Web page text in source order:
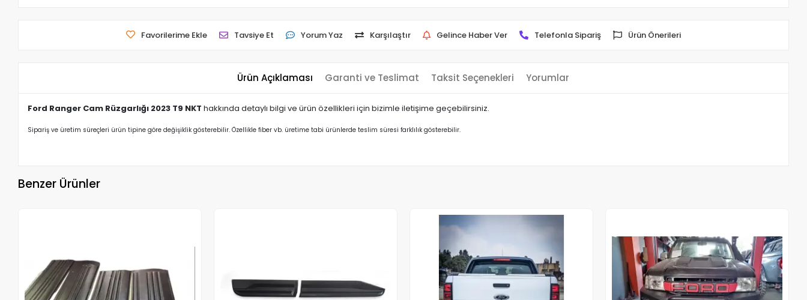
Favorilerime Ekle Tavsiye Et Yorum Yaz Karşılaştır Gelince Haber Ver Telefonla Sipariş Ürün Önerileri
Ürün Açıklaması Garanti ve Teslimat Taksit Seçenekleri Yorumlar
Ford Ranger Cam Rüzgarlığı 2023 T9 NKT hakkında detaylı bilgi ve ürün özellikleri için bizimle iletişime geçebilirsiniz.
Sipariş ve üretim süreçleri ürün tipine göre değişiklik gösterebilir. Özellikle fiber vb. üretime tabi ürünlerde teslim süresi farklılık gösterebilir.
Benzer Ürünler